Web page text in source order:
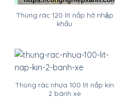
Thùng rác 120 lít nắp hở nhập
khẩu
Thùng rác nhựa 100 lít nắp kín
2 bánh xe